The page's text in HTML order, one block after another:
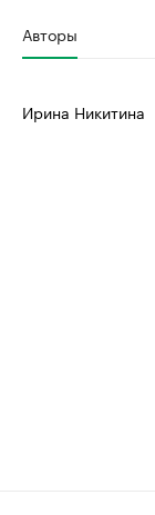
Авторы
Ирина Никитина